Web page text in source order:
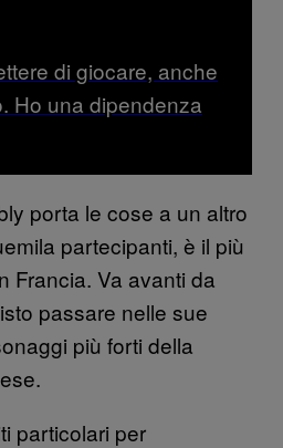
di giocare, anche
Ho una dipendenza
porta le cose a un altro
partecipanti, è il più
Francia. Va avanti da
passare nelle sue
più forti della
particolari per